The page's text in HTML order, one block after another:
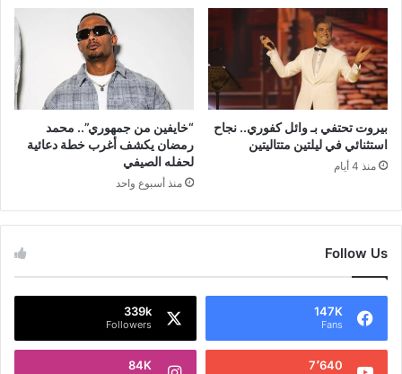
بيروت تحتفي بـ وائل كفوري.. نجاح
استثنائي في ليلتين متتاليتين
منذ 4 أيام
“خايفين من جمهوري”.. محمد
رمضان يكشف أغرب خطة دعائية
لحفله الصيفي
منذ أسبوع واحد
Follow Us
147K
Fans
339k
Followers
7٬640 84K